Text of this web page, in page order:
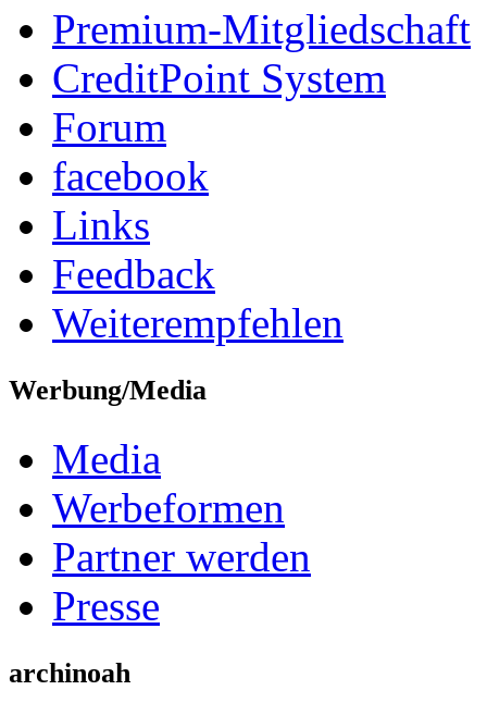
Premium-Mitgliedschaft
CreditPoint System
Forum
facebook
Links
Feedback
Weiterempfehlen
Werbung/Media
Media
Werbeformen
Partner werden
Presse
archinoah